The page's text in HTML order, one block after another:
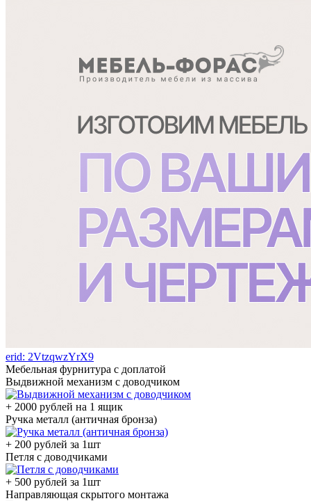
erid: 2VtzqwzYrX9
Мебельная фурнитура с доплатой
Выдвижной механизм с доводчиком
+ 2000 рублей на 1 ящик
Ручка металл (античная бронза)
+ 200 рублей за 1шт
Петля с доводчиками
+ 500 рублей за 1шт
Направляющая скрытого монтажа